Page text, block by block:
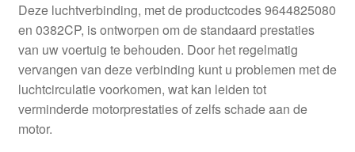
Deze luchtverbinding, met de productcodes 9644825080
en 0382CP, is ontworpen om de standaard prestaties
van uw voertuig te behouden. Door het regelmatig
vervangen van deze verbinding kunt u problemen met de
luchtcirculatie voorkomen, wat kan leiden tot
verminderde motorprestaties of zelfs schade aan de
motor.